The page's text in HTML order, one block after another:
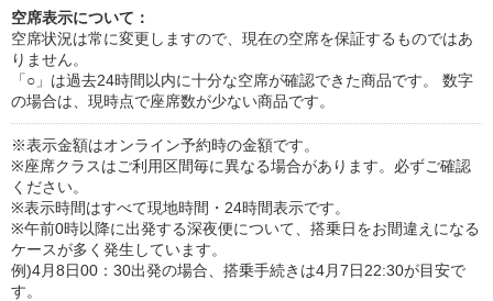
空席表示について：
空席状況は常に変更しますので、現在の空席を保証するものではあ
りません。
「○」は過去24時間以内に十分な空席が確認できた商品です。 数字
の場合は、現時点で座席数が少ない商品です。
※表示金額はオンライン予約時の金額です。
※座席クラスはご利用区間毎に異なる場合があります。必ずご確認
ください。
※表示時間はすべて現地時間・24時間表示です。
※午前0時以降に出発する深夜便について、搭乗日をお間違えになる
ケースが多く発生しています。
例)4月8日00：30出発の場合、搭乗手続きは4月7日22:30が目安で
す。